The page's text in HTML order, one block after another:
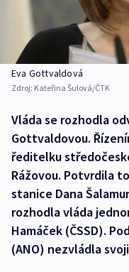
Eva Gottvaldová
Zdroj: Kateřina Šulová/ČTK
Vláda se rozhodla
Gottvaldovou.
ředitelku
Rážovou. Potvrdila
stanice Dana
rozhodla vláda
Hamáček (ČSSD).
(ANO) nezvládla